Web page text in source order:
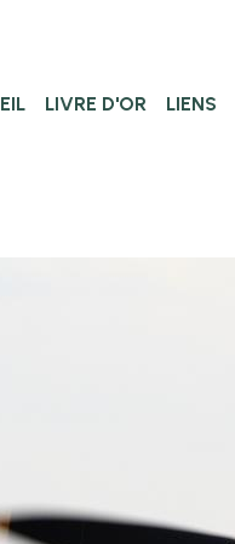
LIVRE D'OR LIENS